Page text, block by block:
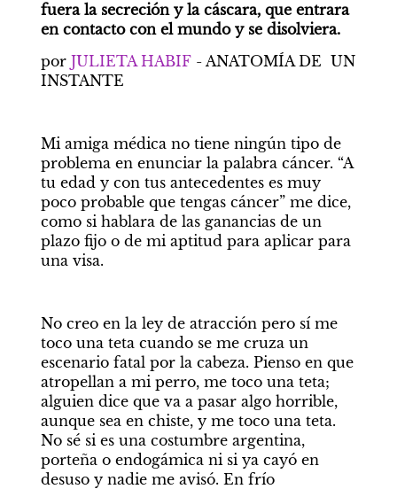
fuera la secreción y la cáscara, que entrara
en contacto con el mundo y se disolviera.
por JULIETA HABIF - ANATOMÍA DE  UN
INSTANTE
Mi amiga médica no tiene ningún tipo de
problema en enunciar la palabra cáncer. “A
tu edad y con tus antecedentes es muy
poco probable que tengas cáncer” me dice,
como si hablara de las ganancias de un
plazo fijo o de mi aptitud para aplicar para
una visa.
No creo en la ley de atracción pero sí me
toco una teta cuando se me cruza un
escenario fatal por la cabeza. Pienso en que
atropellan a mi perro, me toco una teta;
alguien dice que va a pasar algo horrible,
aunque sea en chiste, y me toco una teta.
No sé si es una costumbre argentina,
porteña o endogámica ni si ya cayó en
desuso y nadie me avisó. En frío